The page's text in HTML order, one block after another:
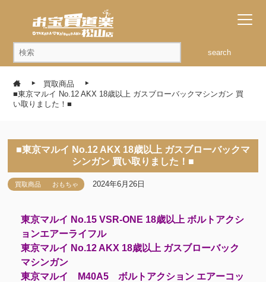
search
買取商品
■東京マルイ No.12 AKX 18歳以上 ガスブローバックマシンガン 買
い取りました！■
■東京マルイ No.12 AKX 18歳以上 ガスブローバックマ
シンガン 買い取りました！■
買取商品 おもちゃ 2024年6月26日
東京マルイ No.15 VSR-ONE 18歳以上 ボルトアクシ
ョンエアーライフル
東京マルイ No.12 AKX 18歳以上 ガスブローバック
マシンガン
東京マルイ M40A5 ボルトアクション エアーコッ